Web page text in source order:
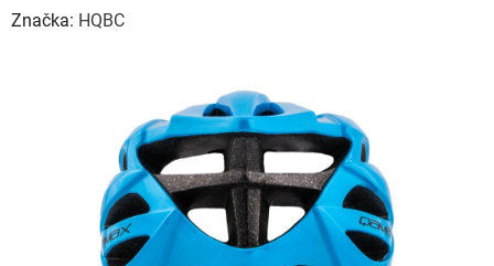
Značka: HQBC